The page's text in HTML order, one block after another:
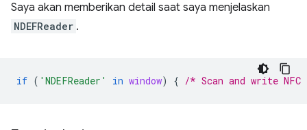
Saya akan memberikan detail saat saya menjelaskan
NDEFReader .
if ( 'NDEFReader' in window) { /* Scan and write NFC